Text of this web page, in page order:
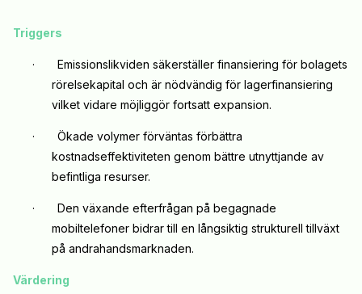
Triggers
·
Emissionslikviden säkerställer finansiering för bolagets
rörelsekapital och är nödvändig för lagerfinansiering
vilket vidare möjliggör fortsatt expansion.
·
Ökade volymer förväntas förbättra
kostnadseffektiviteten genom bättre utnyttjande av
befintliga resurser.
·
Den växande efterfrågan på begagnade
mobiltelefoner bidrar till en långsiktig strukturell tillväxt
på andrahandsmarknaden.
Värdering